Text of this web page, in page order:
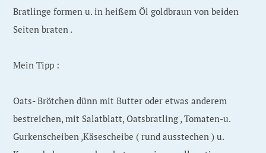
Bratlinge formen u. in heißem Öl goldbraun von beiden
Seiten braten .
Mein Tipp :
Oats- Brötchen dünn mit Butter oder etwas anderem
bestreichen, mit Salatblatt, Oatsbratling , Tomaten-u.
Gurkenscheiben ,Käsescheibe ( rund ausstechen ) u.